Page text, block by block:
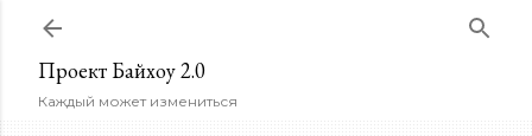
Проект Байхоу 2.0
Каждый может измениться